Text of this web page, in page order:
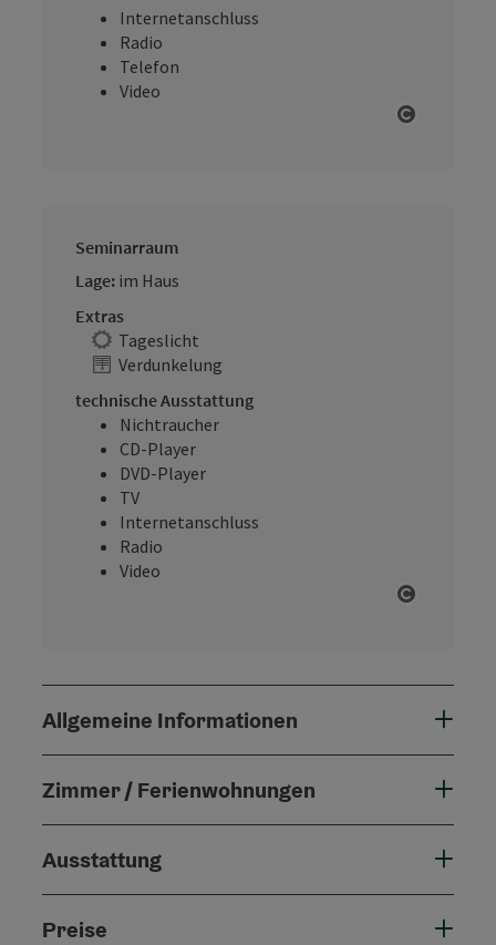
Internetanschluss
Radio
Telefon
Video
Seminarraum
Lage: im Haus
Extras
Tageslicht
Verdunkelung
technische Ausstattung
Nichtraucher
CD-Player
DVD-Player
TV
Internetanschluss
Radio
Video
Allgemeine Informationen
Zimmer / Ferienwohnungen
Ausstattung
Preise